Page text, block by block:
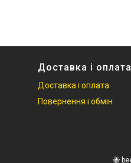
Доставка і оплата
Доставка і оплата
Повернення і обмін